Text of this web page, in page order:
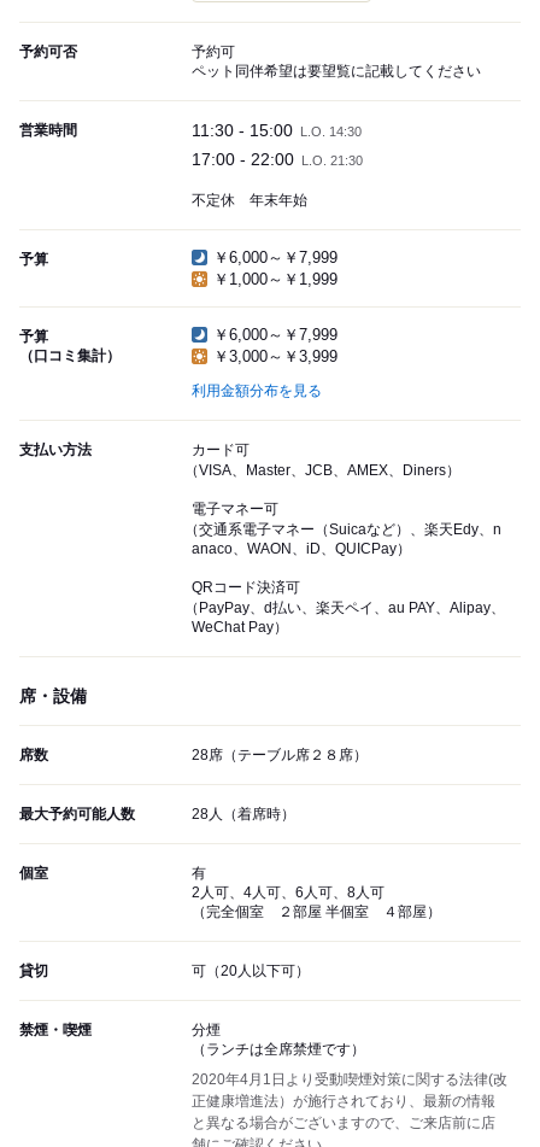
予約可否
予約可
ペット同伴希望は要望覧に記載してください
営業時間 11:30 - 15:00 L.O. 14:30
17:00 - 22:00 L.O. 21:30
不定休 年末年始
予算
￥6,000～￥7,999
￥1,000～￥1,999
予算
（口コミ集計）
￥6,000～￥7,999
￥3,000～￥3,999
利用金額分布を見る
支払い方法
カード可
（VISA、Master、JCB、AMEX、Diners）
電子マネー可
（交通系電子マネー（Suicaなど）、楽天Edy、n
anaco、WAON、iD、QUICPay）
QRコード決済可
（PayPay、d払い、楽天ペイ、au PAY、Alipay、
WeChat Pay）
席・設備
席数 28席（テーブル席２８席）
最大予約可能人数 28人（着席時）
個室
有
2人可、4人可、6人可、8人可
（完全個室 ２部屋 半個室 ４部屋）
貸切 可（20人以下可）
禁煙・喫煙
分煙
（ランチは全席禁煙です）
2020年4月1日より受動喫煙対策に関する法律(改
正健康増進法）が施行されており、最新の情報
と異なる場合がございますので、ご来店前に店